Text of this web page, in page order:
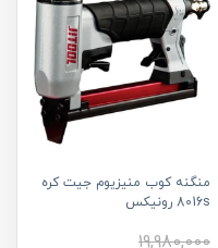
منگنه کوب منیزیوم جیت کره
8016s رونیکس
19,980,000